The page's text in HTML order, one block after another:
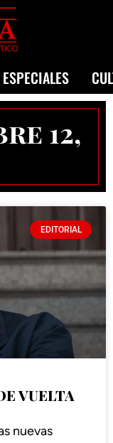
ESPECIALES
12,
EDITORIAL
VUELTA
nuevas